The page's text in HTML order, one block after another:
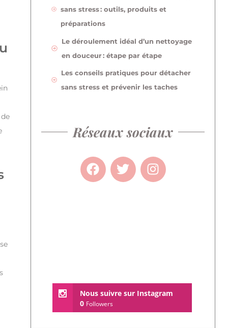
sans stress : outils, produits et
préparations
Le déroulement idéal d’un nettoyage
en douceur : étape par étape
Les conseils pratiques pour détacher
sans stress et prévenir les taches
Réseaux sociaux
Nous suivre sur Instagram
0 Followers